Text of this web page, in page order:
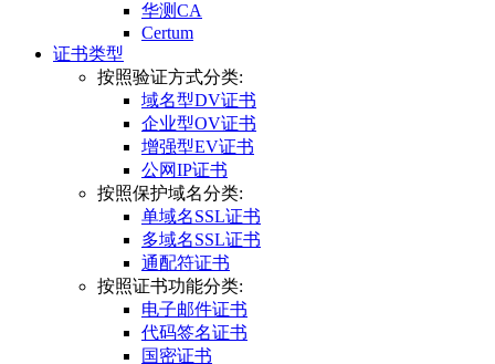
华测CA
Certum
证书类型
按照验证方式分类:
域名型DV证书
企业型OV证书
增强型EV证书
公网IP证书
按照保护域名分类:
单域名SSL证书
多域名SSL证书
通配符证书
按照证书功能分类:
电子邮件证书
代码签名证书
国密证书